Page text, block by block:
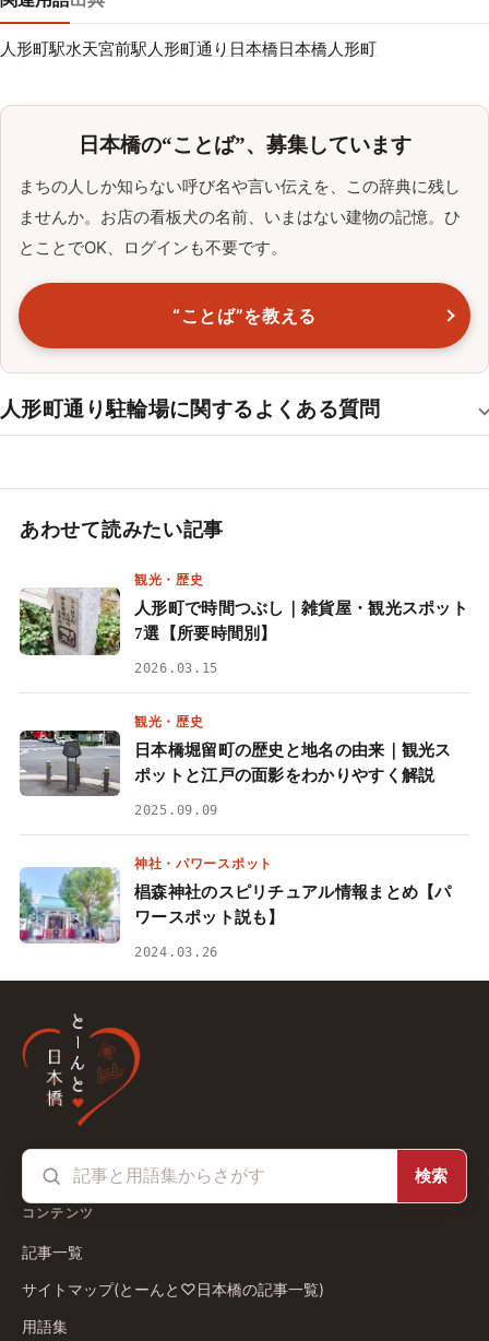
人形町駅水天宮前駅 人形町通り 日本橋日本橋人形町
日本橋の“ことば”、募集しています
まちの人しか知らない呼び名や言い伝えを、この辞典に残し
ませんか。お店の看板犬の名前、いまはない建物の記憶。ひ
とことでOK、ログインも不要です。
“ことば”を教える
人形町通り駐輪場に関するよくある質問
あわせて読みたい記事
観光・歴史
人形町で時間つぶし｜雑貨屋・観光スポット
7選【所要時間別】
2026.03.15
観光・歴史
日本橋堀留町の歴史と地名の由来｜観光ス
ポットと江戸の面影をわかりやすく解説
2025.09.09
神社・パワースポット
椙森神社のスピリチュアル情報まとめ【パ
ワースポット説も】
2024.03.26
検索
コンテンツ
記事一覧
サイトマップ(とーんと♡日本橋の記事一覧)
用語集